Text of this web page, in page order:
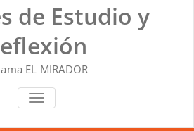
de Estudio y
EL MIRADOR
ALTERNAR NAVEGACIÓN